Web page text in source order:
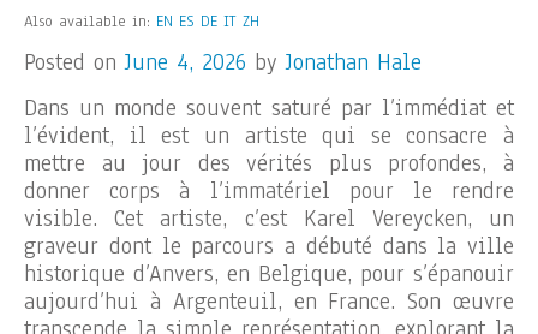
Also available in: EN ES DE IT ZH
Posted onJune 4, 2026 byJonathan Hale
Dans un monde souvent saturé par l’immédiat et
l’évident, il est un artiste qui se consacre à
mettre au jour des vérités plus profondes, à
donner corps à l’immatériel pour le rendre
visible. Cet artiste, c’est Karel Vereycken, un
graveur dont le parcours a débuté dans la ville
historique d’Anvers, en Belgique, pour s’épanouir
aujourd’hui à Argenteuil, en France. Son œuvre